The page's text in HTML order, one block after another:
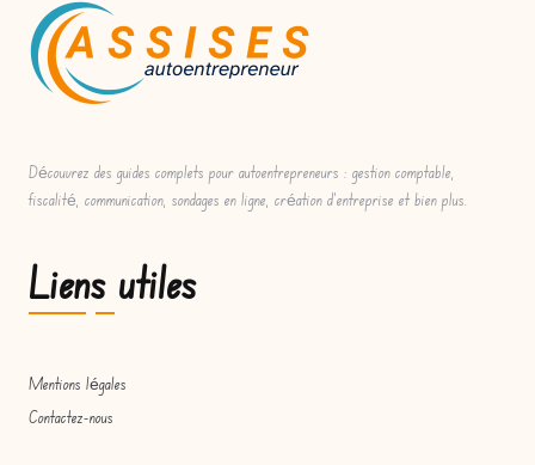
Découvrez des guides complets pour autoentrepreneurs : gestion comptable,
fiscalité, communication, sondages en ligne, création d'entreprise et bien plus.
Liens utiles
Mentions légales
Contactez-nous